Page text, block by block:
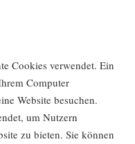
Cookies verwendet. Ein
Computer
Website besuchen.
um Nutzern
zu bieten. Sie können